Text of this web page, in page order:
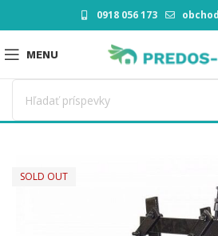
0918 056 173
MENU
SOLD OUT